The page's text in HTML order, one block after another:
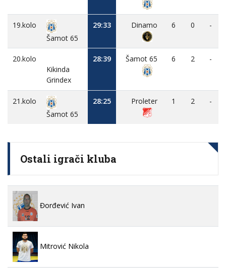
19.kolo
Šamot 65
29:33 Dinamo 6 0 -
20.kolo
Kikinda
Grindex
28:39 Šamot 65 6 2 -
21.kolo
Šamot 65
28:25 Proleter 1 2 -
Ostali igrači kluba
Đorđević Ivan
Mitrović Nikola